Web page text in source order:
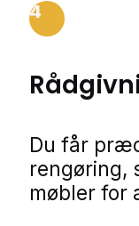
4
Du får
rengøring,
møbler for